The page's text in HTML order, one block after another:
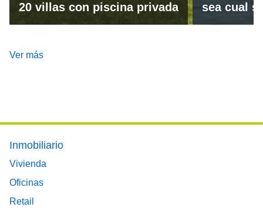
20 villas con piscina privada
sea cual
Ver más
Footer main menu
Inmobiliario
Vivienda
Oficinas
Retail